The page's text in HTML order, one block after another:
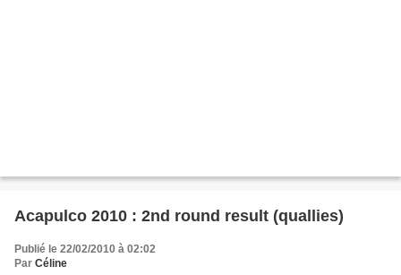
Acapulco 2010 : 2nd round result (quallies)
Publié le 22/02/2010 à 02:02
Par Céline